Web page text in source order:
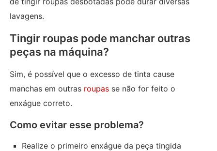
lavagens.
Tingir roupas pode manchar outras
peças na máquina?
Sim, é possível que o excesso de tinta cause
manchas em outras roupas se não for feito o
enxágue correto.
Como evitar esse problema?
Realize o primeiro enxágue da peça tingida